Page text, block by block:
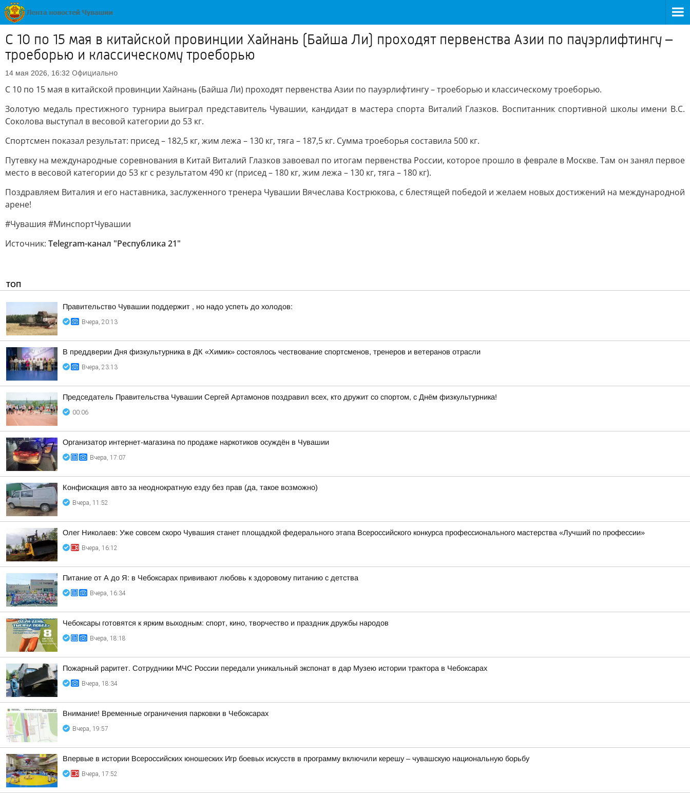
С 10 по 15 мая в китайской провинции Хайнань (Байша Ли) проходят первенства Азии по пауэрлифтингу –
троеборью и классическому троеборью
14 мая 2026, 16:32 Официально
С 10 по 15 мая в китайской провинции Хайнань (Байша Ли) проходят первенства Азии по пауэрлифтингу – троеборью и классическому троеборью.
Золотую медаль престижного турнира выиграл представитель Чувашии, кандидат в мастера спорта Виталий Глазков. Воспитанник спортивной школы имени В.С.
Соколова выступал в весовой категории до 53 кг.
Спортсмен показал результат: присед – 182,5 кг, жим лежа – 130 кг, тяга – 187,5 кг. Сумма троеборья составила 500 кг.
Путевку на международные соревнования в Китай Виталий Глазков завоевал по итогам первенства России, которое прошло в феврале в Москве. Там он занял первое
место в весовой категории до 53 кг с результатом 490 кг (присед – 180 кг, жим лежа – 130 кг, тяга – 180 кг).
Поздравляем Виталия и его наставника, заслуженного тренера Чувашии Вячеслава Кострюкова, с блестящей победой и желаем новых достижений на международной
арене!
#Чувашия #МинспортЧувашии
Источник: Telegram-канал "Республика 21"
ТОП
Правительство Чувашии поддержит , но надо успеть до холодов:
Вчера, 20:13
В преддверии Дня физкультурника в ДК «Химик» состоялось чествование спортсменов, тренеров и ветеранов отрасли
Вчера, 23:13
Председатель Правительства Чувашии Сергей Артамонов поздравил всех, кто дружит со спортом, с Днём физкультурника!
00:06
Организатор интернет-магазина по продаже наркотиков осуждён в Чувашии
Вчера, 17:07
Конфискация авто за неоднократную езду без прав (да, такое возможно)
Вчера, 11:52
Олег Николаев: Уже совсем скоро Чувашия станет площадкой федерального этапа Всероссийского конкурса профессионального мастерства «Лучший по профессии»
Вчера, 16:12
Питание от А до Я: в Чебоксарах прививают любовь к здоровому питанию с детства
Вчера, 16:34
Чебоксары готовятся к ярким выходным: спорт, кино, творчество и праздник дружбы народов
Вчера, 18:18
Пожарный раритет. Сотрудники МЧС России передали уникальный экспонат в дар Музею истории трактора в Чебоксарах
Вчера, 18:34
Внимание! Временные ограничения парковки в Чебоксарах
Вчера, 19:57
Впервые в истории Всероссийских юношеских Игр боевых искусств в программу включили керешу – чувашскую национальную борьбу
Вчера, 17:52